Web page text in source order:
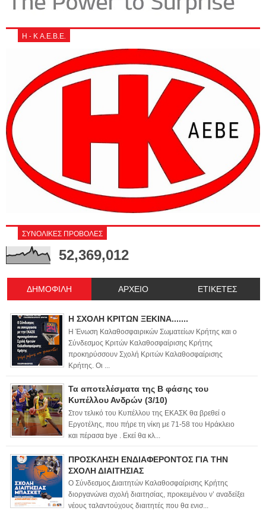
Η - Κ Α.Ε.Β.Ε.
ΣΥΝΟΛΙΚΕΣ ΠΡΟΒΟΛΕΣ
52,369,012
ΔΗΜΟΦΙΛΗ ΑΡΧΕΙΟ ΕΤΙΚΕΤΕΣ
Η ΣΧΟΛΗ ΚΡΙΤΩΝ ΞΕΚΙΝΑ.......
Η Ένωση Καλαθοσφαιρικών Σωματείων Κρήτης και ο
Σύνδεσμος Κριτών Καλαθοσφαίρισης Κρήτης
προκηρύσσουν Σχολή Κριτών Καλαθοσφαίρισης
Κρήτης. Οι ...
Τα αποτελέσματα της Β φάσης του
Κυπέλλου Ανδρών (3/10)
Στον τελικό του Κυπέλλου της ΕΚΑΣΚ θα βρεθεί ο
Εργοτέλης, που πήρε τη νίκη με 71-58 του Ηράκλειο
και πέρασα bye . Εκεί θα κλ...
ΠΡΟΣΚΛΗΣΗ ΕΝΔΙΑΦΕΡΟΝΤΟΣ ΓΙΑ ΤΗΝ
ΣΧΟΛΗ ΔΙΑΙΤΗΣΙΑΣ
Ο Σύνδεσμος Διαιτητών Καλαθοσφαίρισης Κρήτης
διοργανώνει σχολή διαιτησίας, προκειμένου ν’ αναδείξει
νέους ταλαντούχους διαιτητές που θα ενισ...